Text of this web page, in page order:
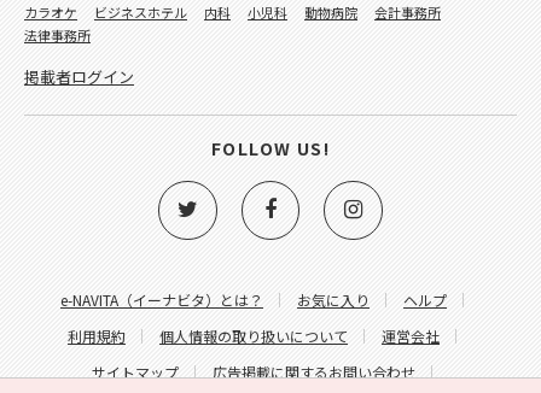
e-NAVITA（イーナビタ）とは？ お気に入り
ヘルプ
利用規約
個人情報の取り扱いについて
運営会社
サイトマップ
広告掲載に関するお問い合わせ
カラオケ
ビジネスホテル 内科 小児科 動物病院
会計事務所
法律事務所
掲載者ログイン
FOLLOW US!